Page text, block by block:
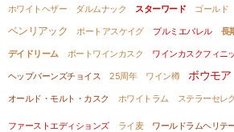
ホワイトヘザー
ダルムナック スターワード ゴールド
ベンリアック ポートアスケイグ プルミエバレル 長
デイドリーム
ポートワインカスク ワインカスクフィニ
ヘップバーンズチョイス
25周年 ワイン樽 ボウモア
オールド・モルト・カスク
ホワイトラム ステラーセレ
ファーストエディションズ ライ麦 ワールドラムヘリテ